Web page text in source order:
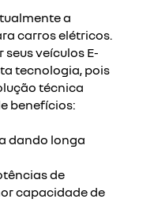
a
carros elétricos.
veículos E-
tecnologia, pois
técnica
benefícios:
dando longa
de
capacidade de